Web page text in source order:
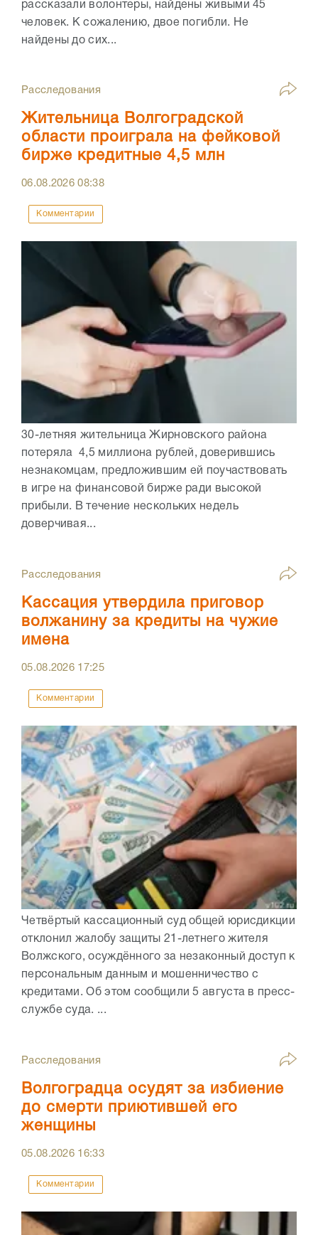
рассказали волонтеры, найдены живыми 45
человек. К сожалению, двое погибли. Не
найдены до сих...
Расследования
Жительница Волгоградской
области проиграла на фейковой
бирже кредитные 4,5 млн
06.08.202608:38
Комментарии
30-летняя жительница Жирновского района
потеряла 4,5 миллиона рублей, доверившись
незнакомцам, предложившим ей поучаствовать
в игре на финансовой бирже ради высокой
прибыли. В течение нескольких недель
доверчивая...
Расследования
Кассация утвердила приговор
волжанину за кредиты на чужие
имена
05.08.2026 17:25
Комментарии
Четвёртый кассационный суд общей юрисдикции
отклонил жалобу защиты 21-летнего жителя
Волжского, осуждённого за незаконный доступ к
персональным данным и мошенничество с
кредитами. Об этом сообщили 5 августа в пресс-
службе суда. ...
Расследования
Волгоградца осудят за избиение
до смерти приютившей его
женщины
05.08.2026 16:33
Комментарии